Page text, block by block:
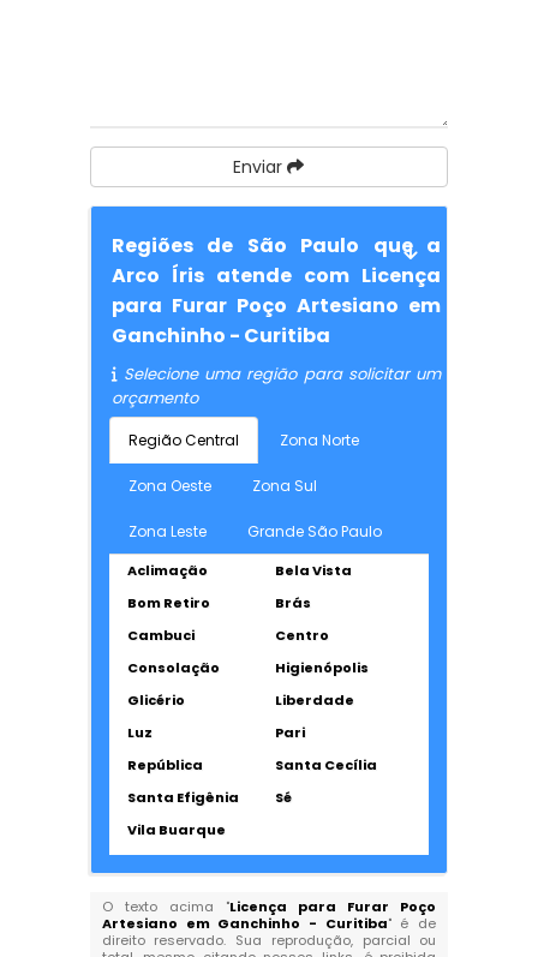
Enviar
Regiões de São Paulo que a
Arco Íris atende com Licença
para Furar Poço Artesiano em
Ganchinho - Curitiba
Selecione uma região para solicitar um
orçamento
Região Central Zona Norte
Zona Oeste Zona Sul
Zona Leste Grande São Paulo
Aclimação
Bela Vista
Bom Retiro
Brás
Cambuci
Centro
Consolação
Higienópolis
Glicério
Liberdade
Luz
Pari
República
Santa Cecília
Santa Efigênia
Sé
Vila Buarque
O texto acima "Licença para Furar Poço
Artesiano em Ganchinho - Curitiba" é de
direito reservado. Sua reprodução, parcial ou